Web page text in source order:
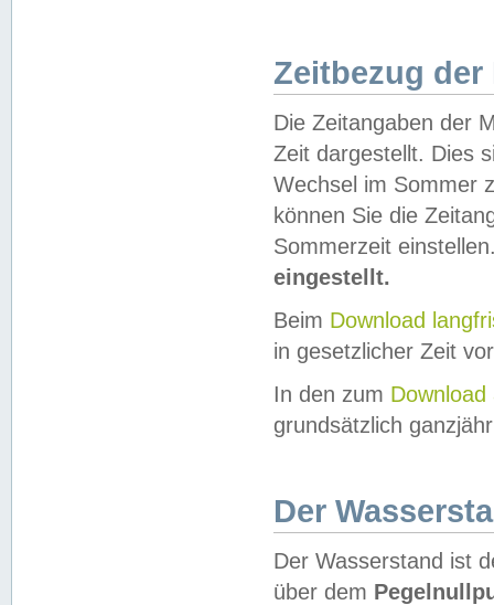
Zeitbezug der
Die Zeitangaben der
Zeit dargestellt. Dies
Wechsel im Sommer
können Sie die
Sommerzeit
eingestellt.
Beim Download
in gesetzlicher Zeit
In den zum Download
grundsätzlich
Der
Der Wasserstand ist
über dem